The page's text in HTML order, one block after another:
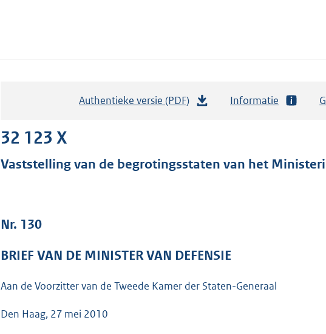
Authentieke versie (PDF)
a
r
o
Informatie
32 123 X
Vaststelling van de begrotingsstaten van het
Nr. 130
BRIEF VAN DE MINISTER VAN DEFENSIE
Aan de Voorzitter van de Tweede Kamer der Staten-Generaal
Den Haag, 27 mei 2010